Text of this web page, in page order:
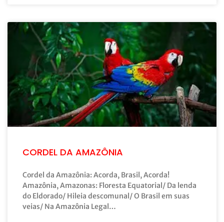
CORDEL DA AMAZÔNIA
Cordel da Amazônia: Acorda, Brasil, Acorda!
Amazônia, Amazonas: Floresta Equatorial/ Da lenda
do Eldorado/ Hileia descomunal/ O Brasil em suas
veias/ Na Amazônia Legal…